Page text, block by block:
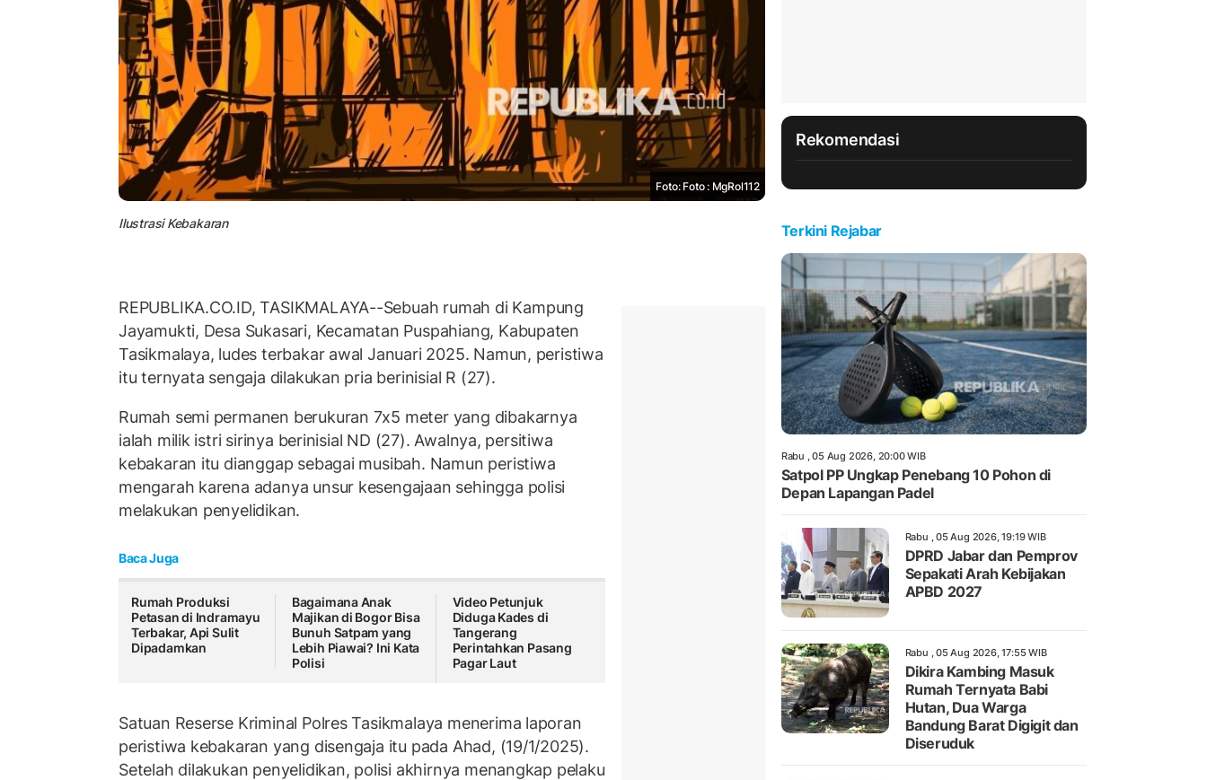
Foto: Foto : MgRol112
Ilustrasi Kebakaran
REPUBLIKA.CO.ID, TASIKMALAYA--Sebuah rumah di Kampung
Jayamukti, Desa Sukasari, Kecamatan Puspahiang, Kabupaten
Tasikmalaya, ludes terbakar awal Januari 2025. Namun, peristiwa
itu ternyata sengaja dilakukan pria berinisial R (27).
Rumah semi permanen berukuran 7x5 meter yang dibakarnya
ialah milik istri sirinya berinisial ND (27). Awalnya, persitiwa
kebakaran itu dianggap sebagai musibah. Namun peristiwa
mengarah karena adanya unsur kesengajaan sehingga polisi
melakukan penyelidikan.
Baca Juga
Rumah Produksi
Petasan di Indramayu
Terbakar, Api Sulit
Dipadamkan
Bagaimana Anak
Majikan di Bogor Bisa
Bunuh Satpam yang
Lebih Piawai? Ini Kata
Polisi
Video Petunjuk
Diduga Kades di
Tangerang
Perintahkan Pasang
Pagar Laut
Satuan Reserse Kriminal Polres Tasikmalaya menerima laporan
peristiwa kebakaran yang disengaja itu pada Ahad, (19/1/2025).
Setelah dilakukan penyelidikan, polisi akhirnya menangkap pelaku
Rekomendasi
Terkini Rejabar
Rabu , 05 Aug 2026, 20:00 WIB
Satpol PP Ungkap Penebang 10 Pohon di
Depan Lapangan Padel
Rabu , 05 Aug 2026, 19:19 WIB
DPRD Jabar dan Pemprov
Sepakati Arah Kebijakan
APBD 2027
Rabu , 05 Aug 2026, 17:55 WIB
Dikira Kambing Masuk
Rumah Ternyata Babi
Hutan, Dua Warga
Bandung Barat Digigit dan
Diseruduk